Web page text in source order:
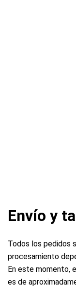
Envío y
Todos los pedidos
procesamiento
En este momento,
es de